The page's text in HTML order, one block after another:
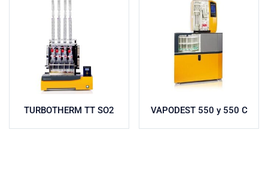
TURBOTHERM TT SO2 VAPODEST 550 y 550 C